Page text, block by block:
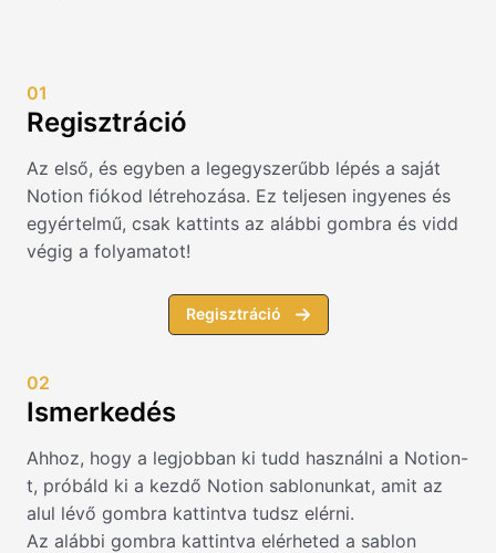
01
Regisztráció
Az első, és egyben a legegyszerűbb lépés a saját
Notion fiókod létrehozása. Ez teljesen ingyenes és
egyértelmű, csak kattints az alábbi gombra és vidd
végig a folyamatot!
Regisztráció
02
Ismerkedés
Ahhoz, hogy a legjobban ki tudd használni a Notion-
t, próbáld ki a kezdő Notion sablonunkat, amit az
alul lévő gombra kattintva tudsz elérni.
Az alábbi gombra kattintva elérheted a sablon